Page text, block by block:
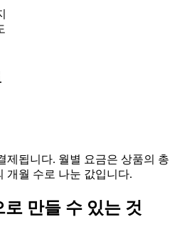
제됩니다. 월별 요금은 상품의 총
개월 수로 나눈 값입니다.
만들 수 있는 것